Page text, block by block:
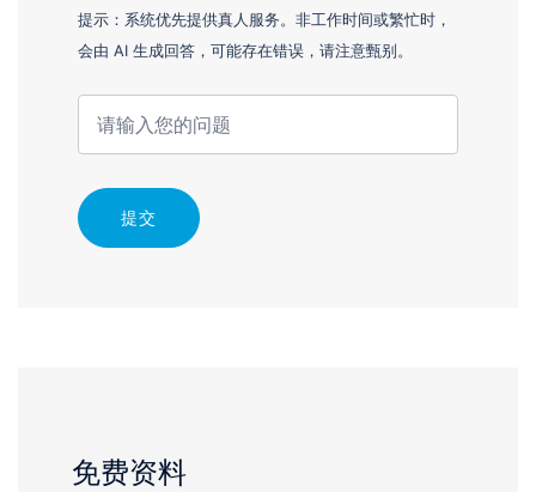
提示：系统优先提供真人服务。非工作时间或繁忙时，
会由 AI 生成回答，可能存在错误，请注意甄别。
提交
免费资料